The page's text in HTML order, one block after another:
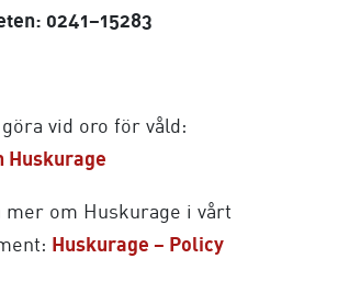
0241–15283
göra vid oro för våld:
Huskurage
mer om Huskurage i vårt
Huskurage – Policy